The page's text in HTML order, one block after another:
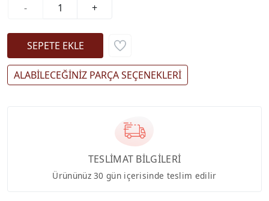
-
+
ALABİLECEĞİNİZ PARÇA SEÇENEKLERİ
TESLİMAT BİLGİLERİ
Ürününüz 30 gün içerisinde teslim edilir